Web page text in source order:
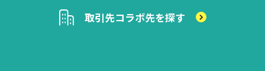
取引先コラボ先を探す